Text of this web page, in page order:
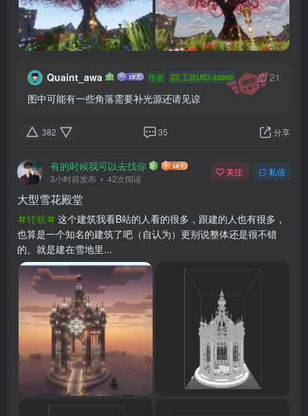
Quaint_awa 作者 工坊UID:45969
21
图中可能有一些角落需要补光源还请见谅
382 35 分享
有的时候我可以去找你
3小时前发布 42次阅读
关注 私信
大型雪花殿堂
转载
这个建筑我看B站的人看的很多，跟建的人也有很多，
也算是一个知名的建筑了吧（自认为）更别说整体还是很不错
的。就是建在雪地里...